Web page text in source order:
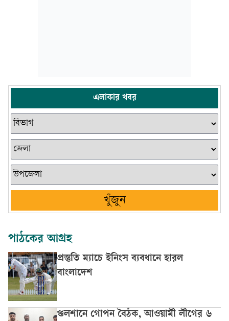
এলাকার খবর
খুঁজুন
পাঠকের আগ্রহ
প্রস্তুতি ম্যাচে ইনিংস ব্যবধানে হারল
বাংলাদেশ
গুলশানে গোপন বৈঠক, আওয়ামী লীগের ৬